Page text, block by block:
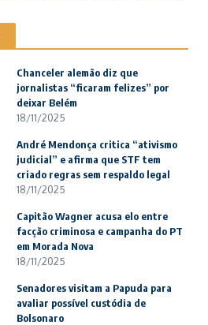
Chanceler alemão diz que
jornalistas “ficaram felizes” por
deixar Belém
18/11/2025
André Mendonça critica “ativismo
judicial” e afirma que STF tem
criado regras sem respaldo legal
18/11/2025
Capitão Wagner acusa elo entre
facção criminosa e campanha do PT
em Morada Nova
18/11/2025
Senadores visitam a Papuda para
avaliar possível custódia de
Bolsonaro